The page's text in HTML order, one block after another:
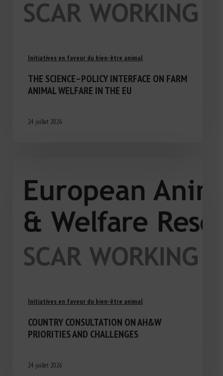
Initiatives en faveur du bien-être animal
THE SCIENCE–POLICY INTERFACE ON FARM
ANIMAL WELFARE IN THE EU
24 juillet 2026
Initiatives en faveur du bien-être animal
COUNTRY CONSULTATION ON AH&W
PRIORITIES AND CHALLENGES
24 juillet 2026